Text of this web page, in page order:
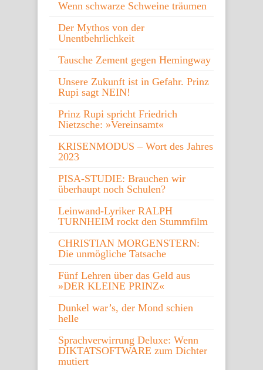
Wenn schwarze Schweine träumen
Der Mythos von der
Unentbehrlichkeit
Tausche Zement gegen Hemingway
Unsere Zukunft ist in Gefahr. Prinz
Rupi sagt NEIN!
Prinz Rupi spricht Friedrich
Nietzsche: »Vereinsamt«
KRISENMODUS – Wort des Jahres
2023
PISA-STUDIE: Brauchen wir
überhaupt noch Schulen?
Leinwand-Lyriker RALPH
TURNHEIM rockt den Stummfilm
CHRISTIAN MORGENSTERN:
Die unmögliche Tatsache
Fünf Lehren über das Geld aus
»DER KLEINE PRINZ«
Dunkel war’s, der Mond schien
helle
Sprachverwirrung Deluxe: Wenn
DIKTATSOFTWARE zum Dichter
mutiert